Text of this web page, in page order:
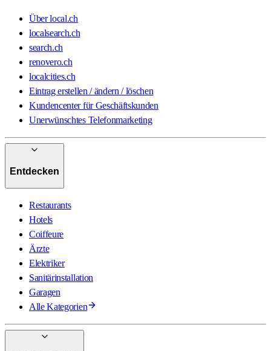
Über local.ch
localsearch.ch
search.ch
renovero.ch
localcities.ch
Eintrag erstellen / ändern / löschen
Kundencenter für Geschäftskunden
Unerwünschtes Telefonmarketing
Entdecken
Restaurants
Hotels
Coiffeure
Ärzte
Elektriker
Sanitärinstallation
Garagen
Alle Kategorien